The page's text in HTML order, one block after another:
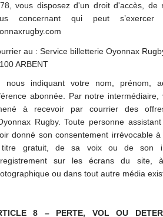
vous disposez d'un droit d'accès, de
concernant qui peut
au : Service billetterie Oyonnax
ARBENT
nous indiquant votre nom, prénom,
abonnée. Par notre
à recevoir par courrier des
Rugby. Toute personne
donné son consentement irrévocable à
gratuit, de sa voix ou de son
sur les écrans du site,
ou dans tout autre média
8 – PERTE, VOL OU